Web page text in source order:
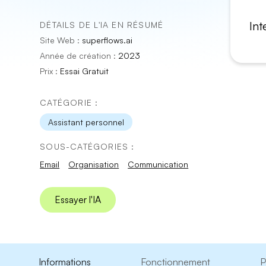
DÉTAILS DE L'IA EN RÉSUMÉ
Site Web : superflows.ai
Année de création : 2023
Prix : Essai Gratuit
CATÉGORIE :
Assistant personnel
SOUS-CATÉGORIES :
Email
Organisation Communication
Essayer l'IA
Informations Fonctionnement